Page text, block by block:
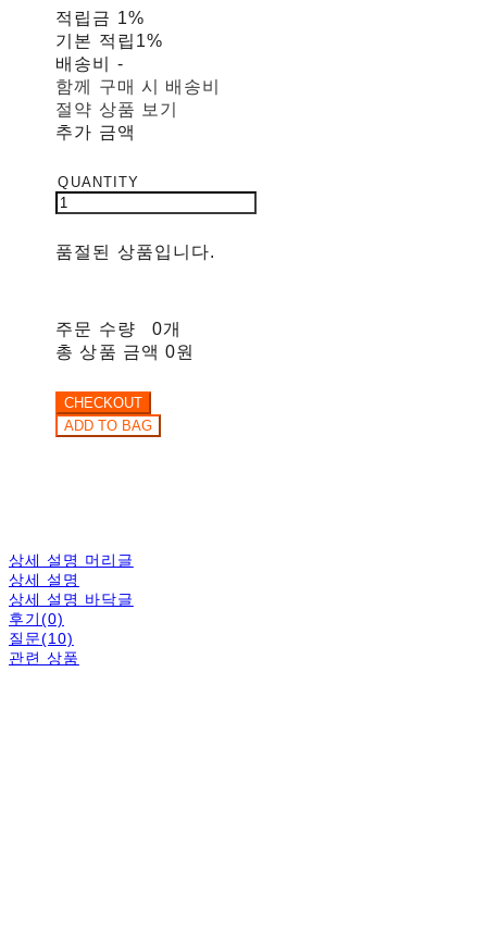
적립금 1%
기본 적립 1%
배송비 -
함께 구매 시 배송비
절약 상품 보기
추가 금액
품절된 상품입니다.
주문 수량
0개
총 상품 금액 0원
상세 설명 머리글
상세 설명
상세 설명 바닥글
후기(0)
질문(10)
관련 상품